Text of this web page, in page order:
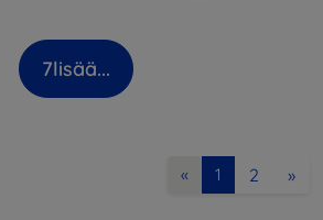
7lisää...
« 1 2 »